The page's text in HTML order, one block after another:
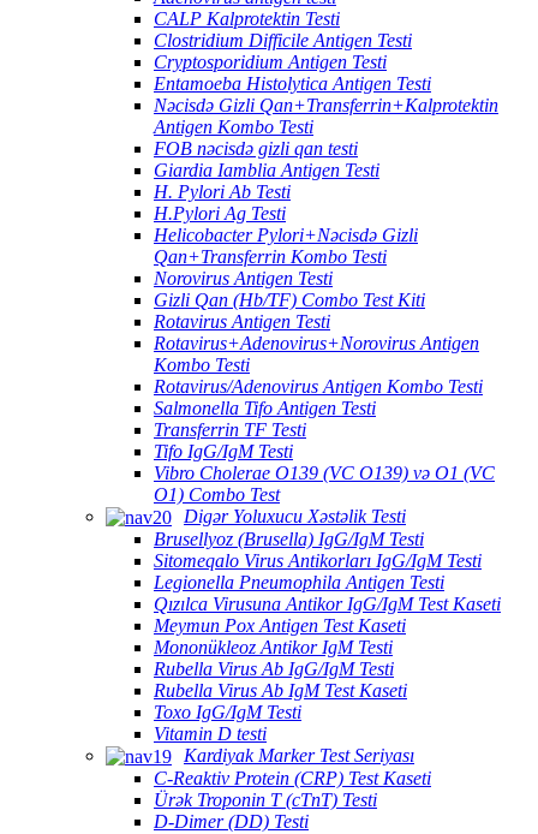
CALP Kalprotektin Testi
Clostridium Difficile Antigen Testi
Cryptosporidium Antigen Testi
Entamoeba Histolytica Antigen Testi
Nəcisdə Gizli Qan+Transferrin+Kalprotektin
Antigen Kombo Testi
FOB nəcisdə gizli qan testi
Giardia Iamblia Antigen Testi
H. Pylori Ab Testi
H.Pylori Ag Testi
Helicobacter Pylori+Nəcisdə Gizli
Qan+Transferrin Kombo Testi
Norovirus Antigen Testi
Gizli Qan (Hb/TF) Combo Test Kiti
Rotavirus Antigen Testi
Rotavirus+Adenovirus+Norovirus Antigen
Kombo Testi
Rotavirus/Adenovirus Antigen Kombo Testi
Salmonella Tifo Antigen Testi
Transferrin TF Testi
Tifo IgG/IgM Testi
Vibro Cholerae O139 (VC O139) və O1 (VC
O1) Combo Test
Digər Yoluxucu Xəstəlik Testi
Brusellyoz (Brusella) IgG/IgM Testi
Sitomeqalo Virus Antikorları IgG/IgM Testi
Legionella Pneumophila Antigen Testi
Qızılca Virusuna Antikor IgG/IgM Test Kaseti
Meymun Pox Antigen Test Kaseti
Mononükleoz Antikor IgM Testi
Rubella Virus Ab IgG/IgM Testi
Rubella Virus Ab IgM Test Kaseti
Toxo IgG/IgM Testi
Vitamin D testi
Kardiyak Marker Test Seriyası
C-Reaktiv Protein (CRP) Test Kaseti
Ürək Troponin T (cTnT) Testi
D-Dimer (DD) Testi